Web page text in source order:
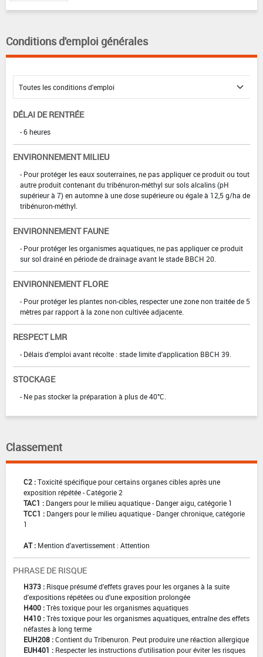
Conditions d'emploi générales
DÉLAI DE RENTRÉE
- 6 heures
ENVIRONNEMENT MILIEU
- Pour protéger les eaux souterraines, ne pas appliquer ce produit ou tout
autre produit contenant du tribénuron-méthyl sur sols alcalins (pH
supérieur à 7) en automne à une dose supérieure ou égale à 12,5 g/ha de
tribénuron-méthyl.
ENVIRONNEMENT FAUNE
- Pour protéger les organismes aquatiques, ne pas appliquer ce produit
sur sol drainé en période de drainage avant le stade BBCH 20.
ENVIRONNEMENT FLORE
- Pour protéger les plantes non-cibles, respecter une zone non traitée de 5
mètres par rapport à la zone non cultivée adjacente.
RESPECT LMR
- Délais d'emploi avant récolte : stade limite d'application BBCH 39.
STOCKAGE
- Ne pas stocker la préparation à plus de 40°C.
Classement
C2 :Toxicité spécifique pour certains organes cibles après une
exposition répétée - Catégorie 2
TAC1 : Dangers pour le milieu aquatique - Danger aigu, catégorie 1
TCC1 : Dangers pour le milieu aquatique - Danger chronique, catégorie
1
AT : Mention d'avertissement : Attention
PHRASE DE RISQUE
H373 : Risque présumé d'effets graves pour les organes à la suite
d'expositions répétées ou d'une exposition prolongée
H400 :Très toxique pour les organismes aquatiques
H410 :Très toxique pour les organismes aquatiques, entraîne des effets
néfastes à long terme
EUH208 :Contient du Tribenuron. Peut produire une réaction allergique
EUH401 : Respecter les instructions d'utilisation pour éviter les risques